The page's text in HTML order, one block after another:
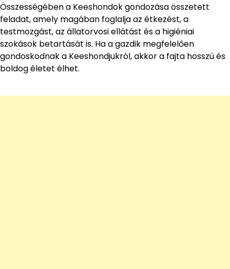
Összességében a Keeshondok gondozása összetett
feladat, amely magában foglalja az étkezést, a
testmozgást, az állatorvosi ellátást és a higiéniai
szokások betartását is. Ha a gazdik megfelelően
gondoskodnak a Keeshondjukról, akkor a fajta hosszú és
boldog életet élhet.